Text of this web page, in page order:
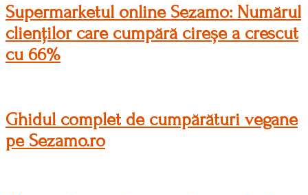
Supermarketul online Sezamo: Numărul
clienților care cumpără cireșe a crescut
cu 66%
Ghidul complet de cumpărături vegane
pe Sezamo.ro